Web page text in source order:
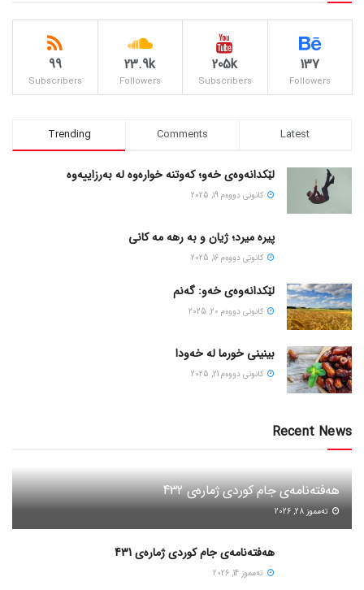
137
Followers
205k
Subscribers
23.9k
Followers
99
Subscribers
Trending Comments Latest
لێکدانەوەی خەو؛ کەوتنە خوارەوە لە بەرزاییەوە
كانونی دووه‌م 19, 2025
پیره میرد؛ ژیان و به رهه مه کانی
كانونی دووه‌م 16, 2025
لێکدانەوەی خەو: گەنم
كانونی دووه‌م 20, 2025
بینینی خورما لە خەودا
كانونی دووه‌م 21, 2025
Recent News
هەفتەنامەی جام کوردی ژمارەی 432
ته‌مموز 28, 2026
هەفتەنامەی جام کوردی ژمارەی 431
ته‌مموز 14, 2026